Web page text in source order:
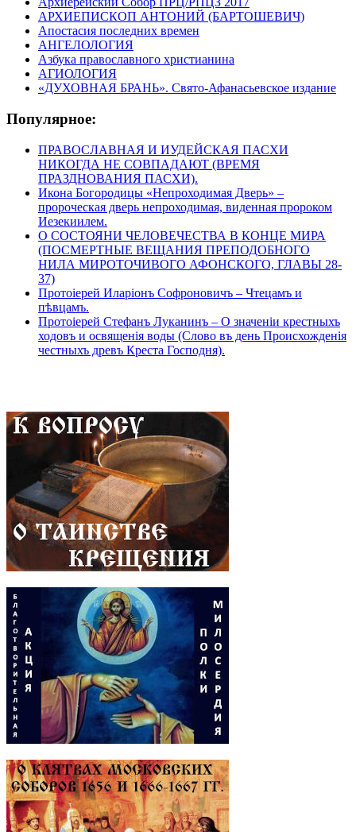
АРХИЕПИСКОП АНТОНИЙ (БАРТОШЕВИЧ)
Апостасия последних времен
АНГЕЛОЛОГИЯ
Азбука православного христианина
АГИОЛОГИЯ
«ДУХОВНАЯ БРАНЬ». Свято-Афанасьевское издание
Популярное:
ПРАВОСЛАВНАЯ И ИУДЕЙСКАЯ ПАСХИ
НИКОГДА НЕ СОВПАДАЮТ (ВРЕМЯ
ПРАЗДНОВАНИЯ ПАСХИ).
Икона Богородицы «Непроходимая Дверь» –
пророческая дверь непроходимая, виденная пророком
Иезекиилем.
О СОСТОЯНИ ЧЕЛОВЕЧЕСТВА В КОНЦЕ МИРА
(ПОСМЕРТНЫЕ ВЕЩАНИЯ ПРЕПОДОБНОГО
НИЛА МИРОТОЧИВОГО АФОНСКОГО, ГЛАВЫ 28-
37)
Протоіерей Иларіонъ Софроновичъ – Чтецамъ и
пѣвцамъ.
Протоіерей Стефанъ Луканинъ – О значеніи крестныхъ
ходовъ и освященія воды (Слово въ день Происхожденія
честныхъ древъ Креста Господня).